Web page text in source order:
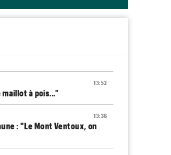
13:52
maillot à pois..."
13:36
: "Le Mont Ventoux, on